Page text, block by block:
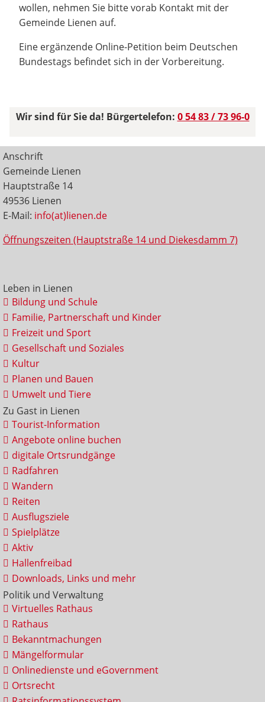
wollen, nehmen Sie bitte vorab Kontakt mit der
Gemeinde Lienen auf.
Eine ergänzende Online-Petition beim Deutschen
Bundestags befindet sich in der Vorbereitung.
Wir sind für Sie da! Bürgertelefon: 0 54 83 / 73 96-0
Anschrift
Gemeinde Lienen
Hauptstraße 14
49536 Lienen
E-Mail: info(at)lienen.de
Öffnungszeiten (Hauptstraße 14 und Diekesdamm 7)
Leben in Lienen
Bildung und Schule
Familie, Partnerschaft und Kinder
Freizeit und Sport
Gesellschaft und Soziales
Kultur
Planen und Bauen
Umwelt und Tiere
Zu Gast in Lienen
Tourist-Information
Angebote online buchen
digitale Ortsrundgänge
Radfahren
Wandern
Reiten
Ausflugsziele
Spielplätze
Aktiv
Hallenfreibad
Downloads, Links und mehr
Politik und Verwaltung
Virtuelles Rathaus
Rathaus
Bekanntmachungen
Mängelformular
Onlinedienste und eGovernment
Ortsrecht